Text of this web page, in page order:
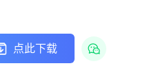
点此下载